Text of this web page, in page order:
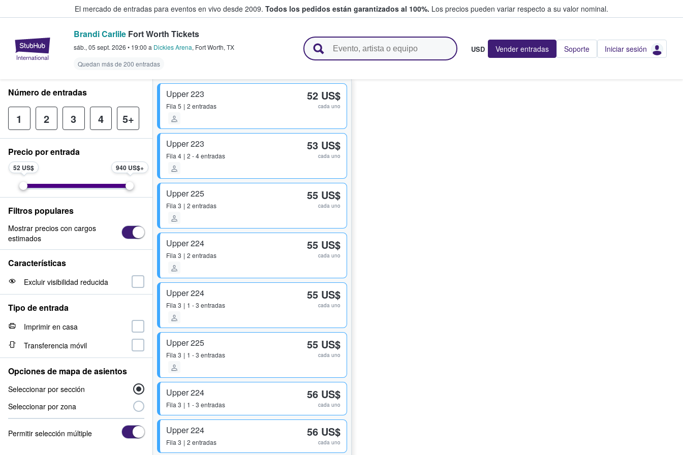
El mercado de entradas para eventos en vivo desde 2009. Todos los pedidos están garantizados al 100%. Los precios pueden variar respecto a su valor nominal.
StubHub: compra y venta de entradas entre fans
Brandi Carlile Fort Worth Tickets
sáb., 05 sept. 2026 • 19:00 a Dickies Arena, Fort Worth, TX
Quedan más de 200 entradas
USD Vender entradas Soporte Iniciar sesión
Upper 223
Fila 5 2 entradas
52 US$
cada uno
Upper 223
Fila 4 2 - 4 entradas
53 US$
cada uno
Upper 225
Fila 3 2 entradas
55 US$
cada uno
Upper 224
Fila 3 2 entradas
55 US$
cada uno
Upper 224
Fila 3 1 - 3 entradas
55 US$
cada uno
Upper 225
Fila 3 1 - 3 entradas
55 US$
cada uno
Upper 224
Fila 3 1 - 3 entradas
56 US$
cada uno
Upper 224
Fila 3 2 entradas
56 US$
cada uno
Número de entradas
1 2 3 4 5+
Precio por entrada
52 US$ 940 US$
Filtros populares
Mostrar precios con cargos
estimados
Características
Excluir visibilidad reducida
Tipo de entrada
Imprimir en casa
Transferencia móvil
Opciones de mapa de asientos
Seleccionar por sección
Seleccionar por zona
Permitir selección múltiple